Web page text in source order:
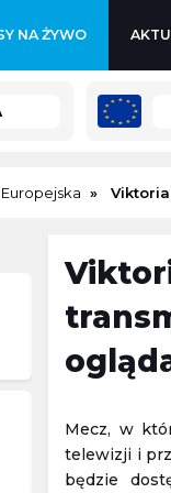
NA ŻYWO
Challenger
08.08.2026 1:00
Challenger
08.08.2026 1:00
Mecz, w
telewizji i
będzie